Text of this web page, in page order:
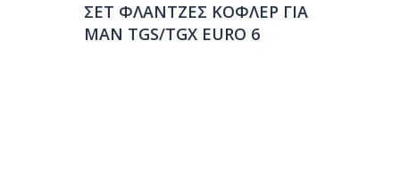
ΣΕΤ ΦΛΑΝΤΖΕΣ ΚΟΦΛΕΡ ΓΙΑ
MAN TGS/TGX EURO 6